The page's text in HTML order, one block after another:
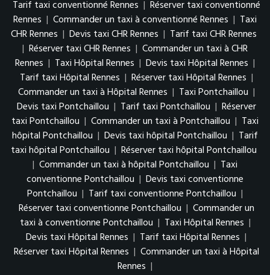
Tarif taxi conventionné Rennes | Réserver taxi conventionné
Rennes | Commander un taxi à conventionné Rennes | Taxi
CHR Rennes | Devis taxi CHR Rennes | Tarif taxi CHR Rennes
| Réserver taxi CHR Rennes | Commander un taxi à CHR
Rennes | Taxi Hôpital Rennes | Devis taxi Hôpital Rennes |
Tarif taxi Hôpital Rennes | Réserver taxi Hôpital Rennes |
Commander un taxi à Hôpital Rennes | Taxi Pontchaillou |
Devis taxi Pontchaillou | Tarif taxi Pontchaillou | Réserver
taxi Pontchaillou | Commander un taxi à Pontchaillou | Taxi
hôpital Pontchaillou | Devis taxi hôpital Pontchaillou | Tarif
taxi hôpital Pontchaillou | Réserver taxi hôpital Pontchaillou
| Commander un taxi à hôpital Pontchaillou | Taxi
conventionne Pontchaillou | Devis taxi conventionne
Pontchaillou | Tarif taxi conventionne Pontchaillou |
Réserver taxi conventionne Pontchaillou | Commander un
taxi à conventionne Pontchaillou | Taxi Hôpital Rennes |
Devis taxi Hôpital Rennes | Tarif taxi Hôpital Rennes |
Réserver taxi Hôpital Rennes | Commander un taxi à Hôpital
Rennes |